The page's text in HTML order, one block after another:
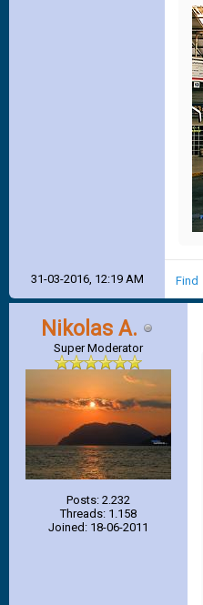
31-03-2016, 12:19 AM Find
Nikolas A.
Super Moderator
Posts: 2.232
Threads: 1.158
Joined: 18-06-2011